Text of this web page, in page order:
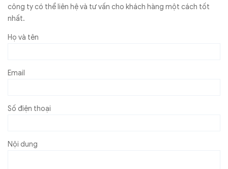
công ty có thể liên hệ và tư vấn cho khách hàng một cách tốt
nhất.
Họ và tên
Email
Số điện thoại
Nội dung